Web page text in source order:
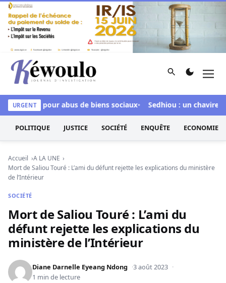
Aller au contenu
Kéwoulo, le premier site d'information et d'investigation
Rechercher
URGENTpour abus de biens sociaux Sedhiou : un
POLITIQUE JUSTICE SOCIÉTÉ ENQUÊTE ECONOMIE
Accueil
A LA UNE
Mort de Saliou Touré : L’ami du défunt rejette les explications du ministère
de l’Intérieur
SOCIÉTÉ
Mort de Saliou Touré : L’ami du
défunt rejette les explications du
ministère de l’Intérieur
Diane Darnelle Eyeang Ndong
3 août 2023
1 min de lecture